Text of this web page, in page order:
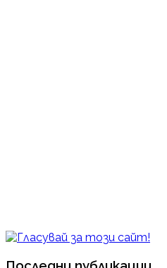
Последни публикации